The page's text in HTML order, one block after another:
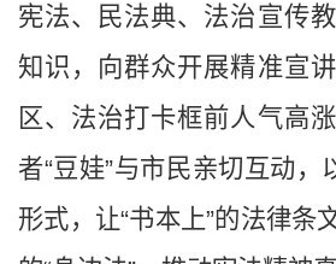
宪法、民法典、法治宣传
知识，向群众开展精准宣
区、法治打卡框前人气高
者“豆娃”与市民亲切互动，
形式，让“书本上”的法律条